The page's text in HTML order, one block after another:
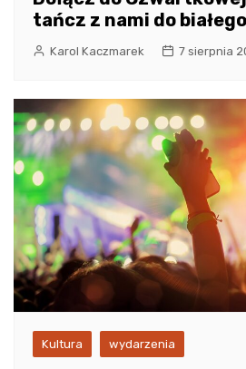
tańcz z nami do
Karol Kaczmarek 7 sierpnia
Kultura wydarzenia